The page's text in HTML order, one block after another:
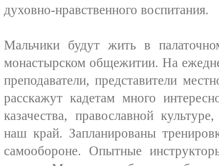
духовно-нравственного воспитания.
Мальчики будут жить в
монастырском общежитии. На
преподаватели, представители
расскажут кадетам много
казачества, православной
наш край. Запланированы
самообороне. Опытные